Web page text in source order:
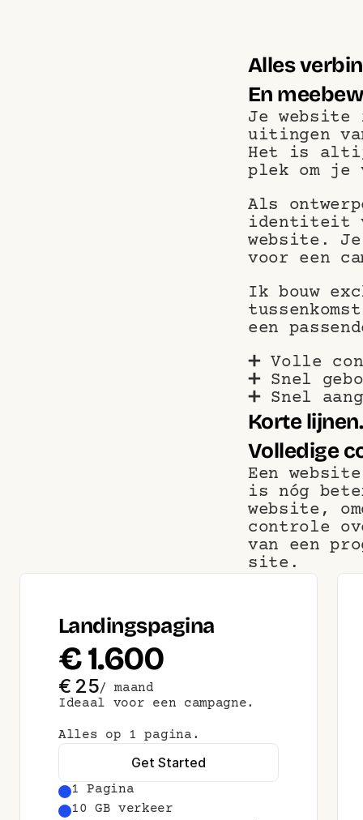
Alles
En
Je
uitingen
Het is
plek om
Als
identiteit
website.
voor een
Ik bouw
een
➕ Volle
➕ Snel
➕ Snel
Korte lijnen.
Volledige
Een
is nóg
website,
controle
van een
site.
Landingspagina
€ 1.600
€ 25/ maand
Ideaal voor een campagne.
Alles op 1 pagina.
Get Started
1 Pagina
10 GB verkeer